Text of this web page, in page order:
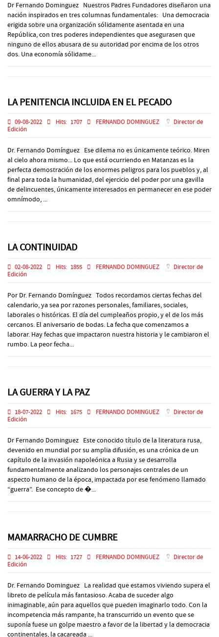
Dr Fernando Dominguez Nuestros Padres Fundadores diseñaron una
nación inspirados en tres columnas fundamentales: Una democracia
erigida sobre una organización sólidamente asentada en una
República, con tres poderes independientes que asegurasen que
ninguno de ellos abusara de su autoridad por encima de los otros
dos. Una economía sólidame...
LA PENITENCIA INCLUIDA EN EL PECADO
09-08-2022 Hits: 1707 FERNANDO DOMINGUEZ
Director de
Edición
Dr. Fernando Domínguez Ese dilema no es únicamente teórico. Miren
al cielo ahora mismo... Lo que está ocurriendo en Matanzas es la
perfecta demostración de los enormes peligros para los pueblos y, al
final para toda la humanidad, del ejercicio del poder por una gavilla
de delincuentes, únicamente interesados en permanecer en ese poder
omnímodo, ...
LA CONTINUIDAD
02-08-2022 Hits: 1855 FERNANDO DOMINGUEZ
Director de
Edición
Por Dr. Fernando Domínguez Todos recordamos ciertas fechas del
calendario, ya sea por razones personales, familiares, sociales,
laborales o históricas. El día del cumpleaños propio, y el de los más
cercanos. El aniversario de bodas. La fecha que comenzamos a
laborar. Hay fechas que impactaron nuestra historia y le cambiaron el
rumbo. La peor fecha...
LA GUERRA Y LA PAZ
18-07-2022 Hits: 1675 FERNANDO DOMINGUEZ
Director de
Edición
Dr Fernando Dominguez Este conocido título de la literatura rusa,
devenido en mundial por su amplia difusión, es una crónica de un
capítulo de la invasión napoleónica a Rusia y se desarrolla
fundamentalmente analizando los personajes centrales de un
aspecto humano de la época, impactada por ese fenómeno llamado
“guerra”. Ese concepto de �...
MAMARRACHO DE CUMBRE
14-06-2022 Hits: 1727 FERNANDO DOMINGUEZ
Director de
Edición
Dr. Fernando Dominguez La realidad que estamos viviendo supera el
libreto de película más fantasioso. Acaba de suceder algo
inimaginable, aún para aquellos que pueden imaginarlo todo. Con la
incompetencia más rampante, ha transcurrido un evento que se
suponía fuese un golpe maestro a favor de la libertad y la democracia
continentales, la cacareada ...